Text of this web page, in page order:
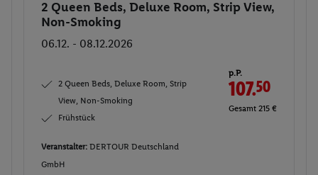
Buchen
2 Queen Beds, Deluxe Room, Strip View,
Non-Smoking
06.12. - 08.12.2026
2 Queen Beds, Deluxe Room, Strip
View, Non-Smoking
Frühstück
p.P.
107.50
Gesamt 215 €
Veranstalter: DERTOUR Deutschland
GmbH